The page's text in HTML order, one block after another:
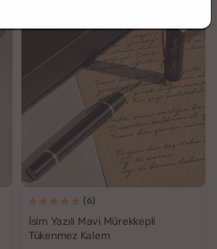
(6)
İsim Yazılı Mavi Mürekkepli
Tükenmez Kalem